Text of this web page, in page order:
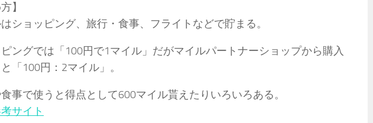
】
ショッピング、旅行・食事、フライトなどで貯まる。
ングでは「100円で1マイル」だがマイルパートナーショップから購入
「100円：2マイル」。
事で使うと得点として600マイル貰えたりいろいろある。
サイト